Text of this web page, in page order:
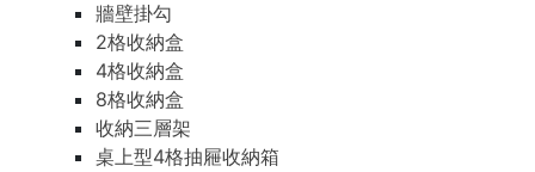
牆壁掛勾
2格收納盒
4格收納盒
8格收納盒
收納三層架
桌上型4格抽屜收納箱